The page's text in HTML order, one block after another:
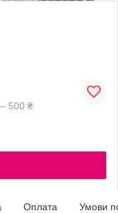
500 ₴
Оплата Умови